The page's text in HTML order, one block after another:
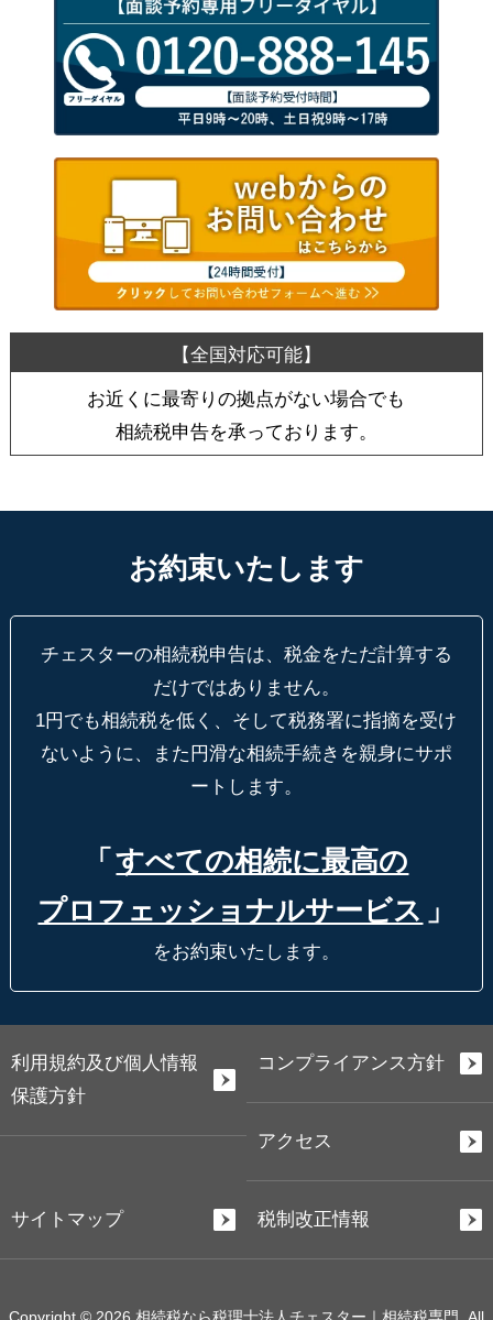
お近くに最寄りの拠点がない場合でも
相続税申告を承っております。
お約束いたします
チェスターの相続税申告は、税金をただ計算する
だけではありません。
1円でも相続税を低く、そして税務署に指摘を受け
ないように、
また円滑な相続手続きを親身にサポ
ートします。
「 すべての相続に最高の
プロフェッショナルサービス 」
をお約束いたします。
利用規約及び個人情報
保護方針
コンプライアンス方針
アクセス
サイトマップ 税制改正情報